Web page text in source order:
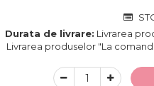
Durata de livrare: Livrarea
Livrarea produselor "La